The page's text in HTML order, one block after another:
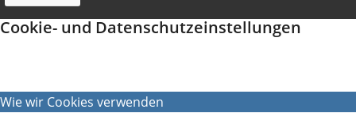
Cookie- und Datenschutzeinstellungen
Wie wir Cookies verwenden